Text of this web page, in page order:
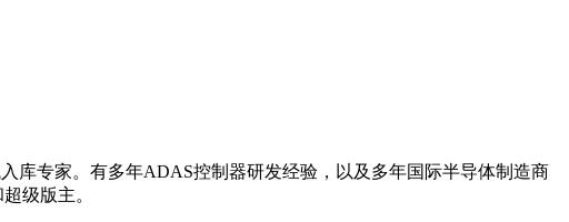
库专家。有多年ADAS控制器研发经验，以及多年国际半导体制造商
级版主。